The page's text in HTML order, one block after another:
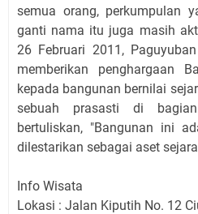
semua orang, perkumpulan
ganti nama itu juga masih
26 Februari 2011,
memberikan penghargaan
kepada bangunan bernilai
sebuah prasasti di
bertuliskan, "Bangunan ini
dilestarikan sebagai aset
Info Wisata
Lokasi : Jalan Kiputih No. 12